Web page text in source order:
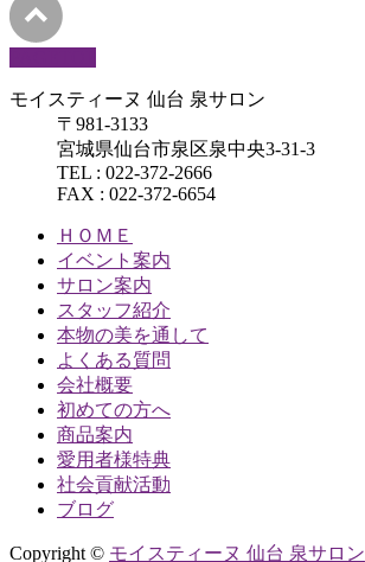
モイスティーヌ 仙台 泉サロン
〒981-3133
宮城県仙台市泉区泉中央3-31-3
TEL : 022-372-2666
FAX : 022-372-6654
ＨＯＭＥ
イベント案内
サロン案内
スタッフ紹介
本物の美を通して
よくある質問
会社概要
初めての方へ
商品案内
愛用者様特典
社会貢献活動
ブログ
Copyright © モイスティーヌ 仙台 泉サロン